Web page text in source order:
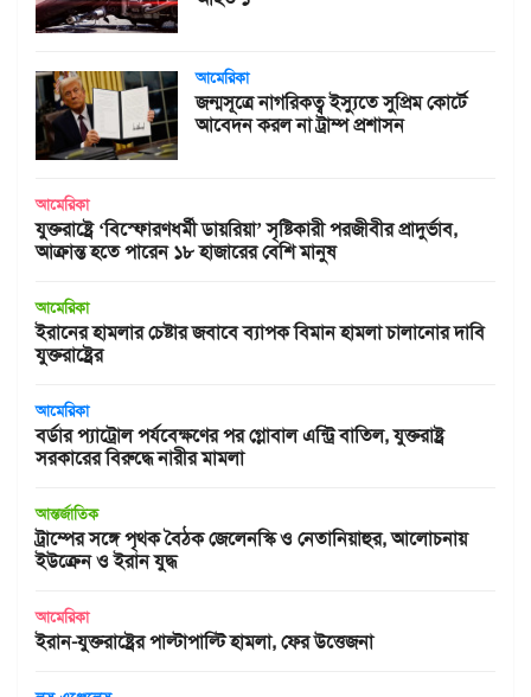
আমেরিকা
জন্মসূত্রে নাগরিকত্ব ইস্যুতে সুপ্রিম কোর্টে
আবেদন করল না ট্রাম্প প্রশাসন
আমেরিকা
যুক্তরাষ্ট্রে ‘বিস্ফোরণধর্মী ডায়রিয়া’ সৃষ্টিকারী পরজীবীর প্রাদুর্ভাব,
আক্রান্ত হতে পারেন ১৮ হাজারের বেশি মানুষ
আমেরিকা
ইরানের হামলার চেষ্টার জবাবে ব্যাপক বিমান হামলা চালানোর দাবি
যুক্তরাষ্ট্রের
আমেরিকা
বর্ডার প্যাট্রোল পর্যবেক্ষণের পর গ্লোবাল এন্ট্রি বাতিল, যুক্তরাষ্ট্র
সরকারের বিরুদ্ধে নারীর মামলা
আন্তর্জাতিক
ট্রাম্পের সঙ্গে পৃথক বৈঠক জেলেনস্কি ও নেতানিয়াহুর, আলোচনায়
ইউক্রেন ও ইরান যুদ্ধ
আমেরিকা
ইরান-যুক্তরাষ্ট্রের পাল্টাপাল্টি হামলা, ফের উত্তেজনা